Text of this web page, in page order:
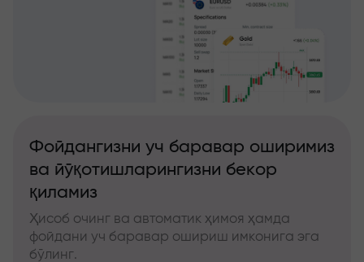
Фойдангизни уч баравар оширимиз
ва йўқотишларингизни бекор
қиламиз
Ҳисоб очинг ва автоматик ҳимоя ҳамда
фойдани уч баравар ошириш имконига эга
бўлинг.